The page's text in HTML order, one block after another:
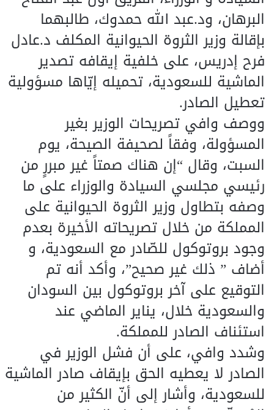
البرهان، ود.عبد الله حمدوك، طالبهما
بإقالة وزير الثروة الحيوانية المكلف د.عادل
فرح إدريس، على خلفية إيقافه تصدير
الماشية للسعودية، تحميله إيّاها مسؤولية
تعطيل الصادر.
ووصف وافي تصريحات الوزير بغير
المسؤولة، وفقاً لصحيفة الصيحة، يوم
السبت، وقال “إن هناك صمتاً غير مبررٍ من
رئيسي مجلسي السيادة والوزراء على ما
وصفه بتطاول وزير الثروة الحيوانية على
المملكة من خلال تصريحاته الأخيرة بعدم
وجود بروتوكول للصّادر مع السعودية، و
أضاف ” ذلك غير صحيح”، وأكد أنه تم
التوقيع على آخر بروتوكول بين السودان
والسعودية خلال، يناير الماضي عند
استئناف الصادر للمملكة.
وشدد وافي، على أن فشل الوزير في
الصادر لا يعطيه الحق بإيقاف صادر الماشية
للسعودية، وأشار إلى أنّ الكثير من